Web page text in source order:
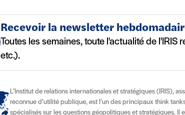
Recevoir la newsletter
Toutes les semaines, toute l'actualité de
etc.).
L’Institut de relations internationales et stratégiques (IRIS),
reconnue d’utilité publique, est l’un des principaux think
spécialisés sur les questions géopolitiques et stratégiques. Il